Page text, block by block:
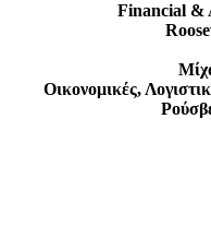
Financial &
Οικονομικές,